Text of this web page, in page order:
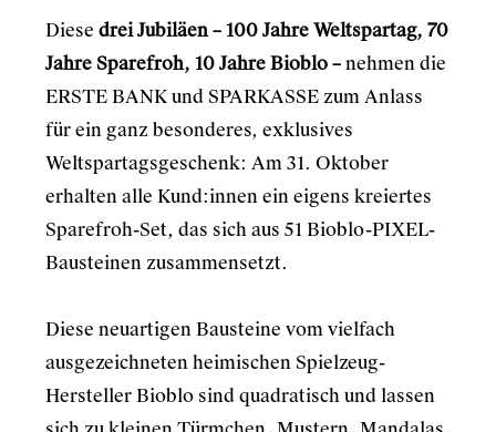
Diese drei Jubiläen – 100 Jahre Weltspartag, 70
Jahre Sparefroh, 10 Jahre Bioblo –nehmen die
ERSTE BANK und SPARKASSE zum Anlass
für ein ganz besonderes, exklusives
Weltspartagsgeschenk: Am 31. Oktober
erhalten alle Kund:innen ein eigens kreiertes
Sparefroh-Set, das sich aus 51 Bioblo-PIXEL-
Bausteinen zusammensetzt.
Diese neuartigen Bausteine vom vielfach
ausgezeichneten heimischen Spielzeug-
Hersteller Bioblo sind quadratisch und lassen